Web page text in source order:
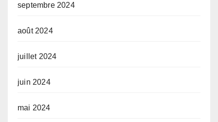
septembre 2024
août 2024
juillet 2024
juin 2024
mai 2024